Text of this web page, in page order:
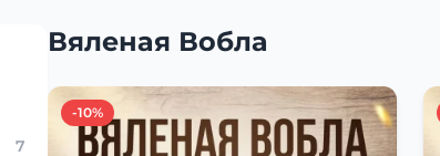
7
Вяленая Вобла
-10%